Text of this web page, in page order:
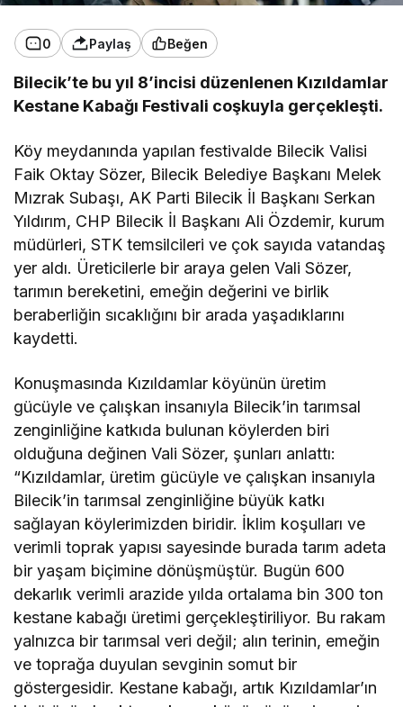
0 Paylaş Beğen
Bilecik’te bu yıl 8’incisi düzenlenen Kızıldamlar
Kestane Kabağı Festivali coşkuyla gerçekleşti.
Köy meydanında yapılan festivalde Bilecik Valisi
Faik Oktay Sözer, Bilecik Belediye Başkanı Melek
Mızrak Subaşı, AK Parti Bilecik İl Başkanı Serkan
Yıldırım, CHP Bilecik İl Başkanı Ali Özdemir, kurum
müdürleri, STK temsilcileri ve çok sayıda vatandaş
yer aldı. Üreticilerle bir araya gelen Vali Sözer,
tarımın bereketini, emeğin değerini ve birlik
beraberliğin sıcaklığını bir arada yaşadıklarını
kaydetti.
Konuşmasında Kızıldamlar köyünün üretim
gücüyle ve çalışkan insanıyla Bilecik’in tarımsal
zenginliğine katkıda bulunan köylerden biri
olduğuna değinen Vali Sözer, şunları anlattı:
“Kızıldamlar, üretim gücüyle ve çalışkan insanıyla
Bilecik’in tarımsal zenginliğine büyük katkı
sağlayan köylerimizden biridir. İklim koşulları ve
verimli toprak yapısı sayesinde burada tarım adeta
bir yaşam biçimine dönüşmüştür. Bugün 600
dekarlık verimli arazide yılda ortalama bin 300 ton
kestane kabağı üretimi gerçekleştiriliyor. Bu rakam
yalnızca bir tarımsal veri değil; alın terinin, emeğin
ve toprağa duyulan sevginin somut bir
göstergesidir. Kestane kabağı, artık Kızıldamlar’ın